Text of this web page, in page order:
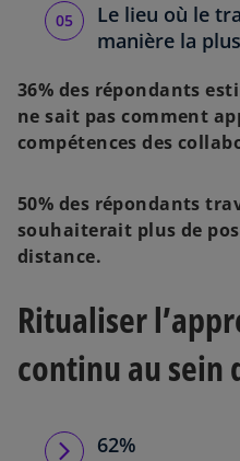
Le lieu où le
manière la
36% des répondants
ne sait pas comment
compétences des
50% des répondants
souhaiterait plus de
distance.
Ritualiser
continu au sein
62%